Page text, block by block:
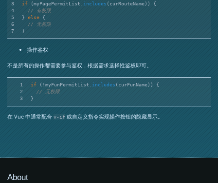
3
4
5
6
7
if (myPagePermitList. includes (curRouteName)) {
// 有权限
} else {
// 无权限
}
操作鉴权
不是所有的操作都需要参与鉴权，根据需求选择性鉴权即可。
1
2
3
if (!myFunPermitList. includes (curFunName)) {
// 无权限
}
在 Vue 中通常配合 v-if 或自定义指令实现操作按钮的隐藏显示。
About